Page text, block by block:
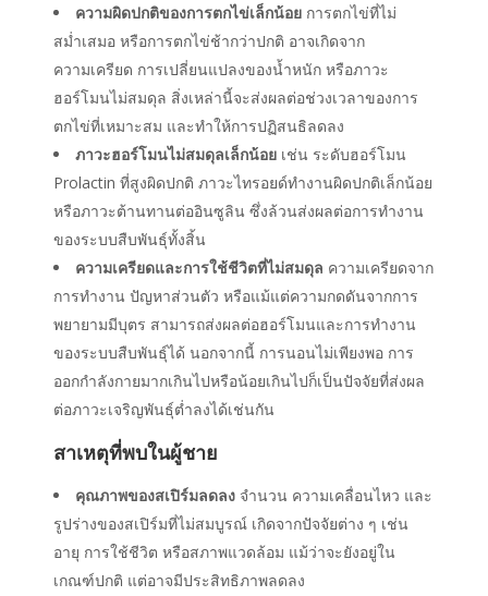
ความผิดปกติของการตกไข่เล็กน้อย การตกไข่ที่ไม่
สม่ำเสมอ หรือการตกไข่ช้ากว่าปกติ อาจเกิดจาก
ความเครียด การเปลี่ยนแปลงของน้ำหนัก หรือภาวะ
ฮอร์โมนไม่สมดุล สิ่งเหล่านี้จะส่งผลต่อช่วงเวลาของการ
ตกไข่ที่เหมาะสม และทำให้การปฏิสนธิลดลง
ภาวะฮอร์โมนไม่สมดุลเล็กน้อย เช่น ระดับฮอร์โมน
Prolactin ที่สูงผิดปกติ ภาวะไทรอยด์ทำงานผิดปกติเล็กน้อย
หรือภาวะต้านทานต่ออินซูลิน ซึ่งล้วนส่งผลต่อการทำงาน
ของระบบสืบพันธุ์ทั้งสิ้น
ความเครียดและการใช้ชีวิตที่ไม่สมดุล ความเครียดจาก
การทำงาน ปัญหาส่วนตัว หรือแม้แต่ความกดดันจากการ
พยายามมีบุตร สามารถส่งผลต่อฮอร์โมนและการทำงาน
ของระบบสืบพันธุ์ได้ นอกจากนี้ การนอนไม่เพียงพอ การ
ออกกำลังกายมากเกินไปหรือน้อยเกินไปก็เป็นปัจจัยที่ส่งผล
ต่อภาวะเจริญพันธุ์ต่ำลงได้เช่นกัน
สาเหตุที่พบในผู้ชาย
คุณภาพของสเปิร์มลดลง จำนวน ความเคลื่อนไหว และ
รูปร่างของสเปิร์มที่ไม่สมบูรณ์ เกิดจากปัจจัยต่าง ๆ เช่น
อายุ การใช้ชีวิต หรือสภาพแวดล้อม แม้ว่าจะยังอยู่ใน
เกณฑ์ปกติ แต่อาจมีประสิทธิภาพลดลง